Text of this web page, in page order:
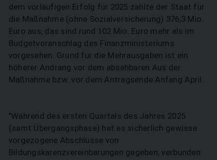
dem vorläufigen Erfolg für 2025 zahlte der Staat für
die Maßnahme (ohne Sozialversicherung) 376,3 Mio.
Euro aus, das sind rund 102 Mio. Euro mehr als im
Budgetvoranschlag des Finanzministeriums
vorgesehen. Grund für die Mehrausgaben ist ein
höherer Andrang vor dem absehbaren Aus der
Maßnahme bzw. vor dem Antragsende Anfang April.
"Während des ersten Quartals des Jahres 2025
(samt Übergangsphase) hat es sicherlich gewisse
vorgezogene Abschlüsse von
Bildungskarenzvereinbarungen gegeben, verbunden